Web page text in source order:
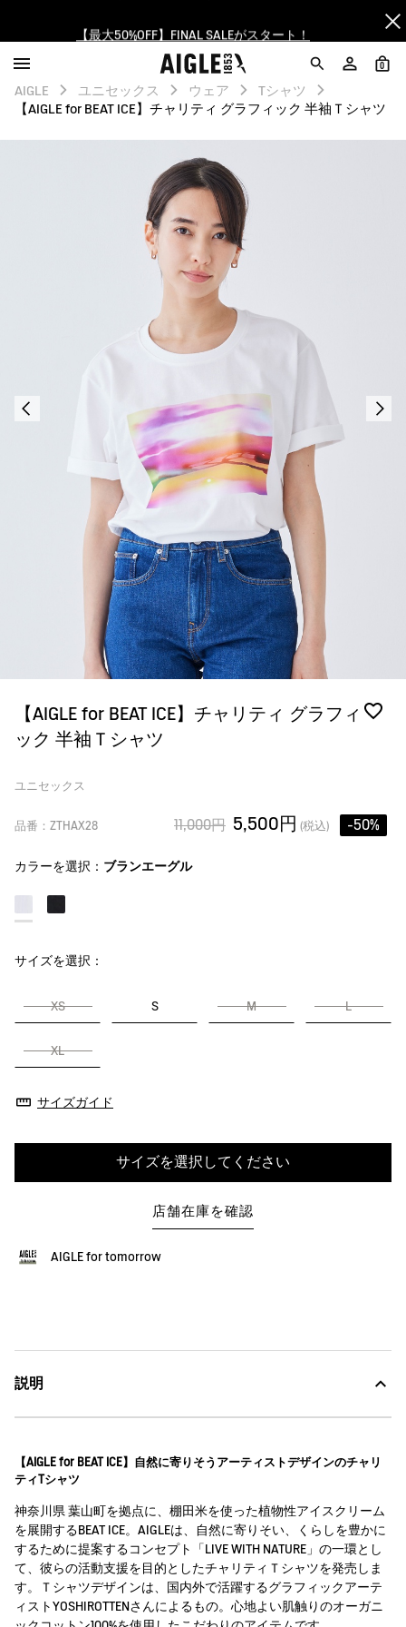
ログイン/会員登録で送料＆返品無料
AIGLE CLUB ポイントサービス終了のお知らせ
【最大50%OFF】FINAL SALEがスタート！
ログイン/会員登録で送料＆返品無料
AIGLE CLUB ポイントサービス終了のお知らせ
0
AIGLE ユニセックス ウェア
Tシャツ
【AIGLE for BEAT ICE】チャリティ グラフィック 半袖Ｔシャツ
【AIGLE for BEAT ICE】チャリティ グラフィ
ック 半袖Ｔシャツ
ユニセックス
品番：ZTHAX28 11,000円 5,500円 (税込) -50%
カラーを選択： ブランエーグル
サイズを選択：
XS S M L
XL
サイズガイド
サイズを選択してください
店舗在庫を確認
AIGLE for tomorrow
説明
【AIGLE for BEAT ICE】自然に寄りそうアーティストデザインのチャリ
ティTシャツ
神奈川県 葉山町を拠点に、棚田米を使った植物性アイスクリーム
を展開するBEAT ICE。AIGLEは、自然に寄りそい、くらしを豊かに
するために提案するコンセプト「LIVE WITH NATURE」の一環とし
て、彼らの活動支援を目的としたチャリティＴシャツを発売しま
す。Ｔシャツデザインは、国内外で活躍するグラフィックアーテ
ィストYOSHIROTTENさんによるもの。心地よい肌触りのオーガニ